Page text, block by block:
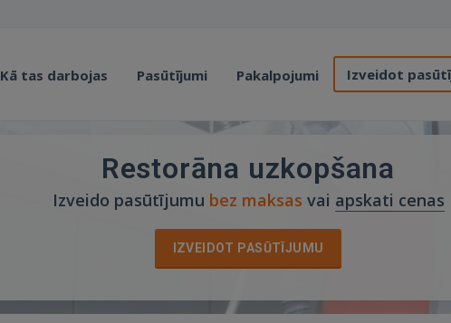
Kā tas darbojas Pasūtījumi Pakalpojumi Izveidot
Restorāna uzkopšana
Izveido pasūtījumu bez maksas vai apskati cenas
IZVEIDOT PASŪTĪJUMU